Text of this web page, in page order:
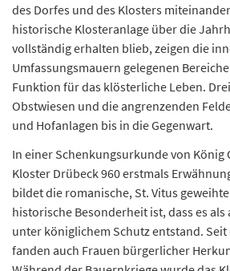
des Dorfes und des Klosters
historische Klosteranlage über die
vollständig erhalten blieb, zeigen die
Umfassungsmauern gelegenen
Funktion für das klösterliche Leben.
Obstwiesen und die angrenzenden
und Hofanlagen bis in die Gegenwart.
In einer Schenkungsurkunde von König
Kloster Drübeck 960 erstmals
bildet die romanische, St. Vitus
historische Besonderheit ist, dass es
unter königlichem Schutz entstand.
fanden auch Frauen bürgerlicher